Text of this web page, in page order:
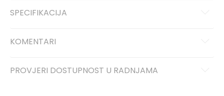
SPECIFIKACIJA
KOMENTARI
PROVJERI DOSTUPNOST U RADNJAMA